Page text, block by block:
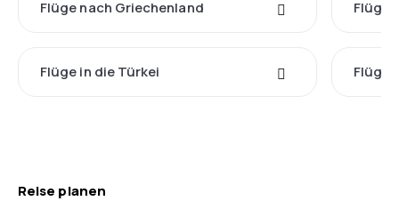
Flüge nach Griechenland Flüge
Flüge in die Türkei Flüge
Reise planen